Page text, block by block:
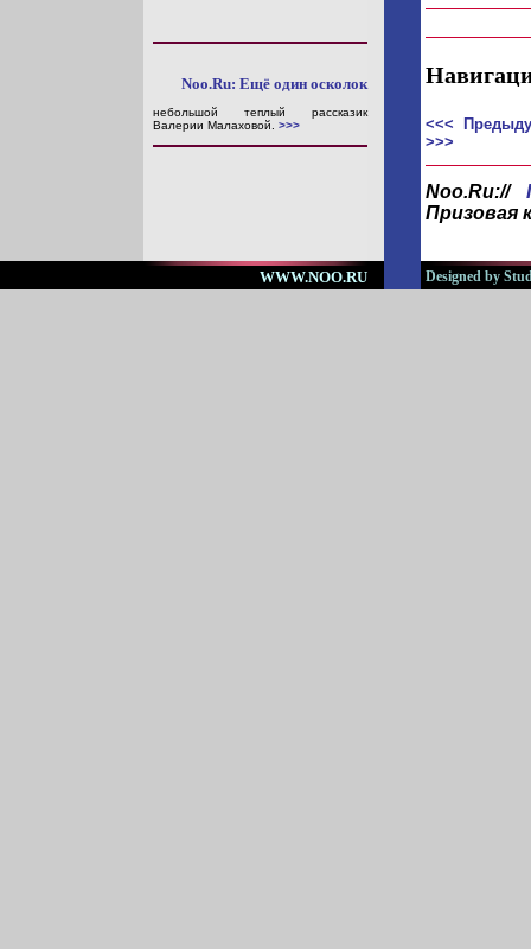
Noo.Ru: Ещё один осколок
небольшой теплый рассказик
Валерии Малаховой. >>>
<<<
>>>
Noo.Ru://
Призовая
WWW.NOO.RU Designed by